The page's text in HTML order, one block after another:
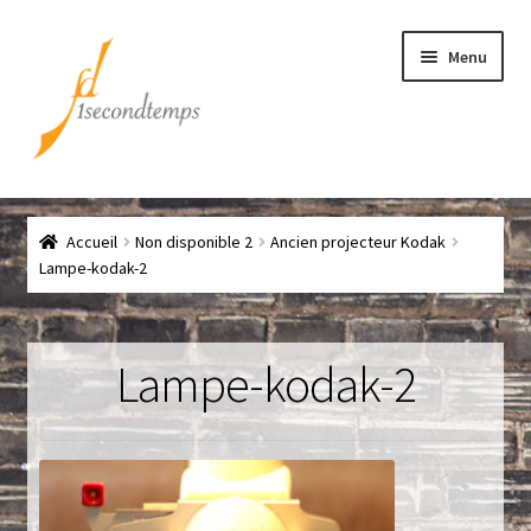
navigation
contenu
Menu
Accueil
Chef
CLICK & COLLECT
Conditions générales de vente
Contact
Couteaux
Accueil Non disponible 2
Ancien projecteur Kodak
Lampe-kodak-2
Lampe-kodak-2